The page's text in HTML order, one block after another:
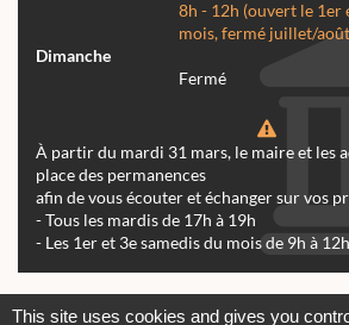
8h - 12h (ouvert le 1er
mois, fermé juillet/
Dimanche
Fermé
À partir du mardi 31 mars, le maire et les
place des permanences
afin de vous écouter et échanger sur vos
- Tous les mardis de 17h à 19h
- Les 1er et 3e samedis du mois de 9h à 12h
This site uses cookies and gives you